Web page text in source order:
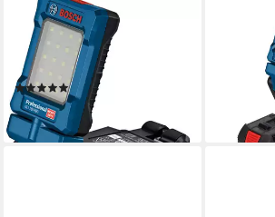
BOSCH PROFESSIONAL
LED Arbeitsleuchte »GLI 18V-
800«, ohne Akku, ohne
Ladegerät
(2)
91,12 €
lieferbar - in 2-3 Werktagen bei dir
BOSCH
V 800 lm
lieferbar -